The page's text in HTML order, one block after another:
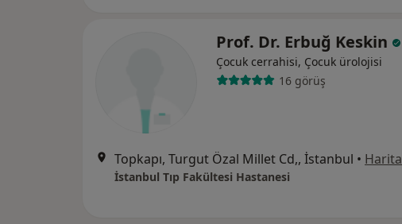
Prof. Dr. Erbuğ Keskin
Çocuk cerrahisi, Çocuk ürolojisi
16 görüş
Topkapı, Turgut Özal Millet Cd,, İstanbul • Harita
İstanbul Tıp Fakültesi Hastanesi